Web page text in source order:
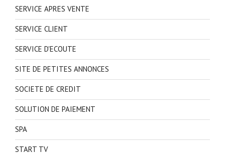
SERVICE APRES VENTE
SERVICE CLIENT
SERVICE D'ECOUTE
SITE DE PETITES ANNONCES
SOCIETE DE CREDIT
SOLUTION DE PAIEMENT
SPA
START TV